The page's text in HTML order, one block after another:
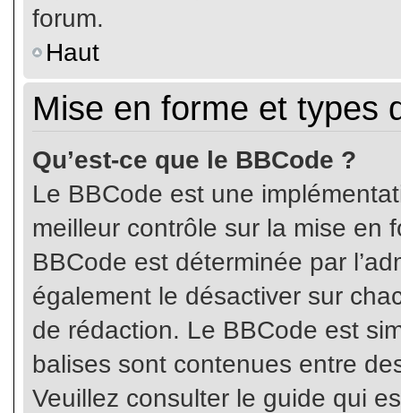
forum.
Haut
Mise en forme et types
Qu’est-ce que le BBCode ?
Le BBCode est une
meilleur contrôle sur la mise en
BBCode est déterminée par
également le désactiver sur
de rédaction. Le BBCode est
balises sont contenues entre
Veuillez consulter le guide qui